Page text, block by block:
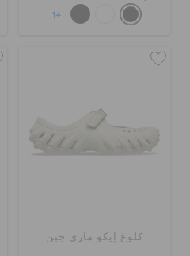
+1
كلوغ إيكو ماري جين